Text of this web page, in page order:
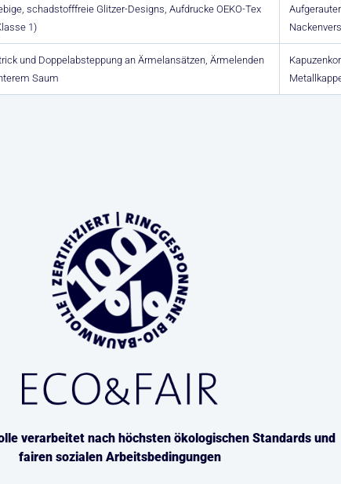
schadstofffreie Glitzer-Designs, Aufdrucke OEKO-Tex
1)
und Doppelabsteppung an Ärmelansätzen, Ärmelenden
Saum
verarbeitet nach höchsten ökologischen Standards und
fairen sozialen Arbeitsbedingungen